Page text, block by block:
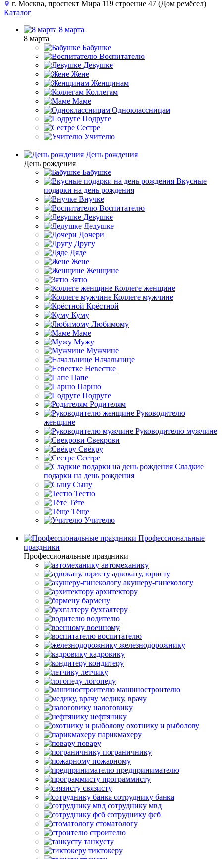
г. Москва, проспект Мира 119 строение 47 (Дом ремёсел)
Каталог
8 марта
8 марта
Бабушке
Воспитателю
Девушке
Жене
Женщинам
Коллегам
Маме
Одноклассницам
Подруге
Сестре
Учителю
День рождения
День рождения
Бабушке
Вкусные
подарки на день рождения
Внучке
Воспитателю
Девушке
Дедушке
Дочери
Другу
Дяде
Жене
Женщине
Зятю
Коллеге женщине
Коллеге мужчине
Крёстной
Куму
Любимому
Маме
Мужу
Мужчине
Начальнице
Невестке
Папе
Парню
Подруге
Родителям
Руководителю
женщине
Руководителю мужчине
Свекрови
Свёкру
Сестре
Сладкие
подарки на день рождения
Сыну
Тестю
Тёте
Тёще
Учителю
Профессиональные
праздники
Профессиональные праздники
автомеханику
адвокату, юристу
акушеру-гинекологу
архитектору
бармену
бухгалтеру
водителю
военному
воспитателю
железнодорожнику
кадровику
кондитеру
летчику
логопеду
машиностроителю
медику, врачу
налоговику
нефтянику
охотнику и рыболову
парикмахеру
повару
пограничнику
пожарному
предпринимателю
программисту
связисту
сотруднику банка
сотруднику мвд
сотруднику фсб
стоматологу
строителю
танкусту
тиктокеру